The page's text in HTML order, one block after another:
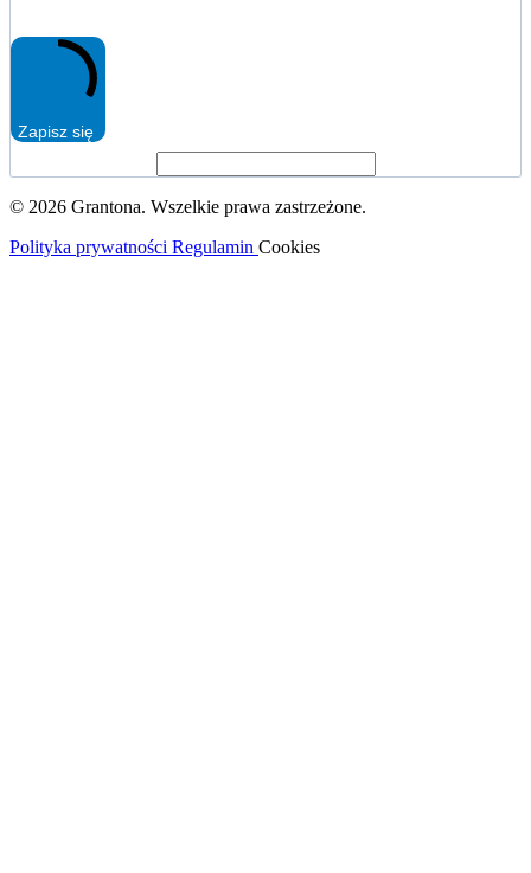
Zapisz się
© 2026 Grantona. Wszelkie prawa zastrzeżone.
Polityka prywatności Regulamin Cookies